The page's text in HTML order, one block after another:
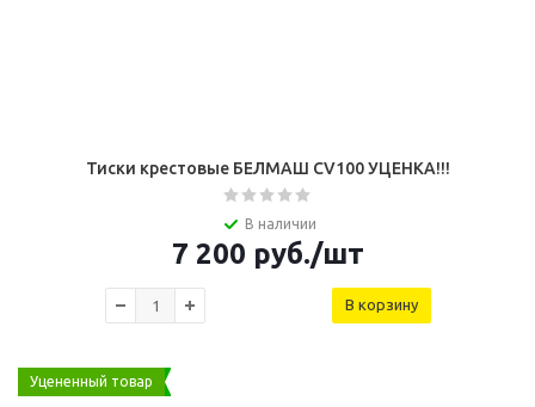
Тиcки крестовые БЕЛМАШ CV100 УЦЕНКА!!!
В наличии
7 200 руб./шт
В корзину
Уцененный товар